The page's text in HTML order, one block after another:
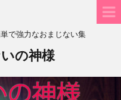
で強力なおまじない集
の神様